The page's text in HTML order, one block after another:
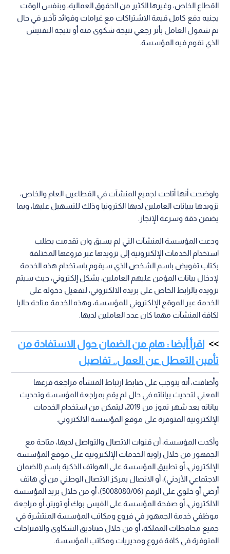
القطاع الخاص، وغيرها الكثير من الحقوق العمالية، وبنفس الوقت
يجنبه دفع كامل قيمة الاشتراكات مع غرامات وفوائد تأخير في حال
تم شمول العامل بأثر رجعي نتيجة شكوى منه أو نتيجة التفتيش
الذي تقوم فيه المؤسسة.
واوضحت أنها أتاحت لجميع المنشآت في القطاعين العام والخاص،
تزويدها ببيانات العاملين لديها الكترونيا وذلك للتسهيل عليها، وبما
يضمن دقة وسرعة الإنجاز.
ودعت المؤسسة المنشآت التي لم يسبق وان تقدمت بطلب
استخدام الخدمات الإلكترونية إلى تزويدها عبر فروعها المختلفة
بكتاب تفويض باسم الشخص الذي سيقوم باستخدام هذه الخدمة
لإدخال بيانات المؤمن عليهم العاملين، بشكل إلكتروني، حيث سيتم
تزويده بالرابط الخاص على بريده الالكتروني، لتفعيل دخوله على
الخدمة عبر الموقع الإلكتروني للمؤسسة، وهذه الخدمة متاحة حاليا
لكافة المنشآت مهما كان عدد العاملين لديها.
اقرأ أيضا : هام من الضمان حول الاستفادة من
تأمين التعطل عن العمل.. تفاصيل
وأضافت، أنه يتوجب على ضابط ارتباط المنشأة مراجعة فرعها
المعني لتحديث بياناته في حال لم يقم بمراجعة المؤسسة وتحديث
بياناته بعد شهر تموز من 2019، ليتمكن من استخدام الخدمات
الإلكترونية المتوفرة على موقع المؤسسة الالكتروني.
وأكدت المؤسسة، أن قنوات الاتصال والتواصل لديها، متاحة مع
الجمهور من خلال زاوية الخدمات الإلكترونية على موقع المؤسسة
الإلكتروني، أو تطبيق المؤسسة على الهواتف الذكية باسم (الضمان
الاجتماعي الأردني)، أو الاتصال بمركز الاتصال الوطني من أي هاتف
أرضي أو خلوي على الرقم (5008080/06)، أو من خلال بريد المؤسسة
الالكتروني، أو صفحة المؤسسة على الفيس بوك أو تويتر، أو مراجعة
موظفي خدمة الجمهور في فروع ومكاتب المؤسسة المنتشرة في
جميع محافظات المملكة، أو من خلال صناديق الشكاوى والاقتراحات
المتوفرة في كافة فروع ومديريات ومكاتب المؤسسة.